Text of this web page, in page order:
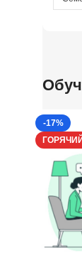
-17%
ГОРЯЧИЙ